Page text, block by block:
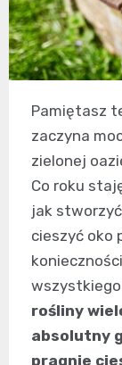
Pamiętasz
zaczyna
zielonej
Co roku
jak
cieszyć oko
rośliny
absolutny
pragnie